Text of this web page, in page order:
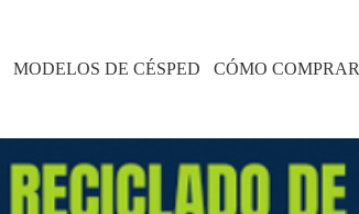
MODELOS DE CÉSPED CÓMO COMPRAR